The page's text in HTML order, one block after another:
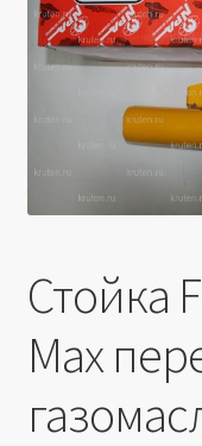
Производители
Юридические
Стойка
Max